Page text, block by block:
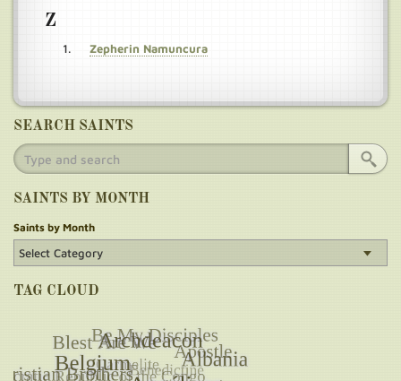
Z
Zepherin Namuncura
SEARCH SAINTS
SAINTS BY MONTH
Saints by Month
TAG CLOUD